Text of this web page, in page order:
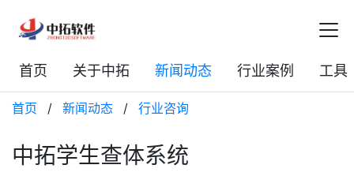
首页 关于中拓 新闻动态 行业案例 工具
首页 / 新闻动态 / 行业咨询
中拓学生查体系统